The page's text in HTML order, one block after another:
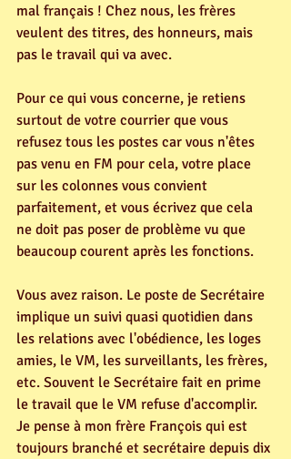
mal français ! Chez nous, les frères
veulent des titres, des honneurs, mais
pas le travail qui va avec.
Pour ce qui vous concerne, je retiens
surtout de votre courrier que vous
refusez tous les postes car vous n'êtes
pas venu en FM pour cela, votre place
sur les colonnes vous convient
parfaitement, et vous écrivez que cela
ne doit pas poser de problème vu que
beaucoup courent après les fonctions.
Vous avez raison. Le poste de Secrétaire
implique un suivi quasi quotidien dans
les relations avec l'obédience, les loges
amies, le VM, les surveillants, les frères,
etc. Souvent le Secrétaire fait en prime
le travail que le VM refuse d'accomplir.
Je pense à mon frère François qui est
toujours branché et secrétaire depuis dix